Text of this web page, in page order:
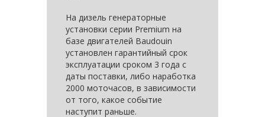
На дизель генераторные
установки серии Premium на
базе двигателей Baudouin
установлен гарантийный срок
эксплуатации сроком 3 года с
даты поставки, либо наработка
2000 моточасов, в зависимости
от того, какое событие
наступит раньше.